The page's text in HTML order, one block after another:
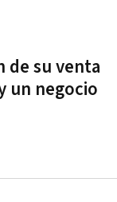
de su venta
un negocio